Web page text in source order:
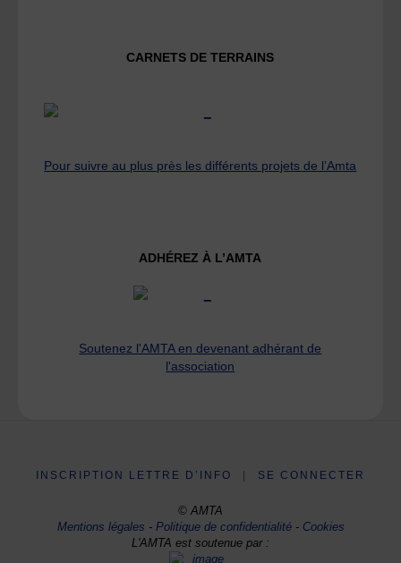
CARNETS DE TERRAINS
Pour suivre au plus près les différents projets de l’Amta
ADHÉREZ À L’AMTA
Soutenez l'AMTA en devenant adhérant de
l'association
INSCRIPTION LETTRE D’INFO SE CONNECTER
© AMTA
Mentions légales -Politique de confidentialité- Cookies
L'AMTA est soutenue par :